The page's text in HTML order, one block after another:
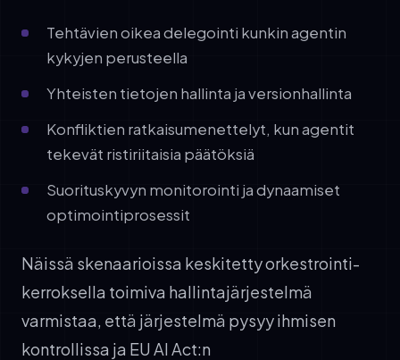
Tehtävien oikea delegointi kunkin agentin
kykyjen perusteella
Yhteisten tietojen hallinta ja versionhallinta
Konfliktien ratkaisumenettelyt, kun agentit
tekevät ristiriitaisia päätöksiä
Suorituskyvyn monitorointi ja dynaamiset
optimointiprosessit
Näissä skenaarioissa keskitetty orkestrointi-
kerroksella toimiva hallintajärjestelmä
varmistaa, että järjestelmä pysyy ihmisen
kontrollissa ja EU AI Act:n